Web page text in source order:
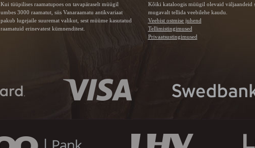
Kui tüüpilises raamatupoes on tavapäraselt müügil
umbes 3000 raamatut, siis Vanaraamatu antikvariaat
pakub lugejaile suuremat valikut, sest müüme kasutatud
raamatuid erinevatest kümnenditest.
Kõiki kataloogis müügil olevaid väljaandeid
mugavalt tellida veebilehe kaudu.
Veebist ostmise juhend
Tellimistingimused
Privaatsustingimused